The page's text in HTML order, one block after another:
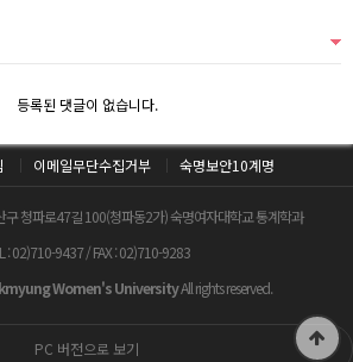
등록된 댓글이 없습니다.
이메일무단수집거부 숙명보안10계명
청파로47길 100(청파동2가) 숙명여자대학교 통계학과
: 02)710-9437 / FAX : 02)710-9283
Women's UniversityAll rights reserved.
PC 버전으로 보기